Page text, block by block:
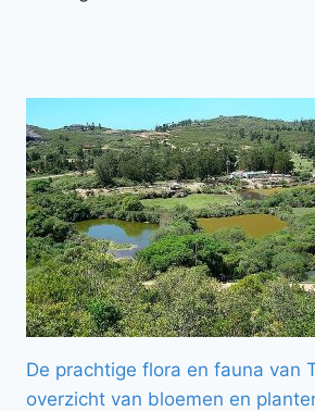
De prachtige flora en fauna van
overzicht van bloemen en